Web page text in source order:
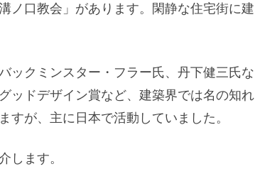
ノ口教会」があります。閑静な住宅街に建
ックミンスター・フラー氏、丹下健三氏な
ッドデザイン賞など、建築界では名の知れ
すが、主に日本で活動していました。
します。